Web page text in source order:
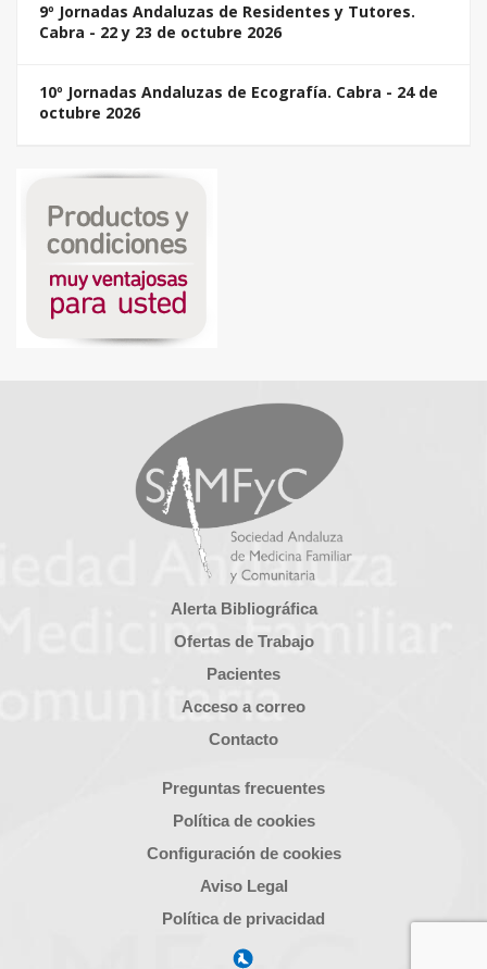
9º Jornadas Andaluzas de Residentes y Tutores.
Cabra - 22 y 23 de octubre 2026
10º Jornadas Andaluzas de Ecografía. Cabra - 24 de
octubre 2026
Alerta Bibliográfica
Ofertas de Trabajo
Pacientes
Acceso a correo
Contacto
Preguntas frecuentes
Política de cookies
Configuración de cookies
Aviso Legal
Política de privacidad